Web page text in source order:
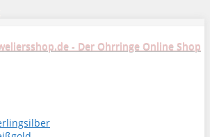
- Der Ohrringe Online Shop